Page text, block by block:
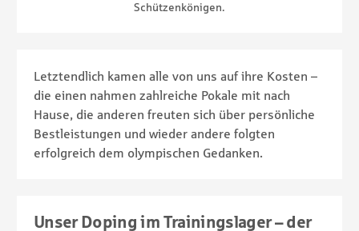
Schützenkönigen.
Letztendlich kamen alle von uns auf ihre Kosten –
die einen nahmen zahlreiche Pokale mit nach
Hause, die anderen freuten sich über persönliche
Bestleistungen und wieder andere folgten
erfolgreich dem olympischen Gedanken.
Unser Doping im Trainingslager – der